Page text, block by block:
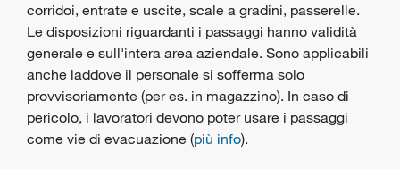
corridoi, entrate e uscite, scale a gradini, passerelle.
Le disposizioni riguardanti i passaggi hanno validità
generale e sull'intera area aziendale. Sono applicabili
anche laddove il personale si sofferma solo
provvisoriamente (per es. in magazzino). In caso di
pericolo, i lavoratori devono poter usare i passaggi
come vie di evacuazione (più info).